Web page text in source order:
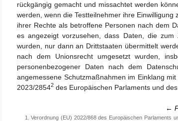
rückgängig gemacht und missachtet werden
werden, wenn die Testteilnehmer ihre
ihrer Rechte als betroffene Personen nach dem
es angezeigt vorzusehen, dass Daten, die
wurden, nur dann an Drittstaaten übermittelt
nach dem Unionsrecht umgesetzt wurden,
personenbezogener Daten nach dem
angemessene Schutzmaßnahmen im Einklang
2023/28542 des Europäischen Parlaments und
←
Verordnung (EU) 2022/868 des Europäischen Parlaments